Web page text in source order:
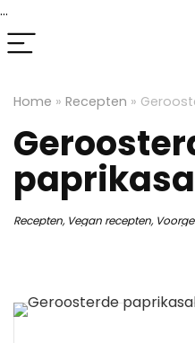
...
Home » Recepten »
Recepten, Vegan recepten,